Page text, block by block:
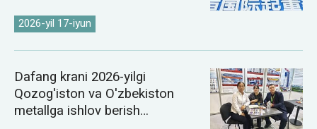
2026-yil 17-iyun
Dafang krani 2026-yilgi
Qozog'iston va O'zbekiston
metallga ishlov berish